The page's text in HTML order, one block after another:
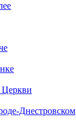
Церкви
Днестровском